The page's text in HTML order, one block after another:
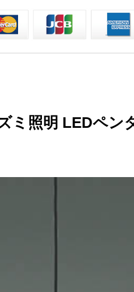
ミ照明 LEDペン